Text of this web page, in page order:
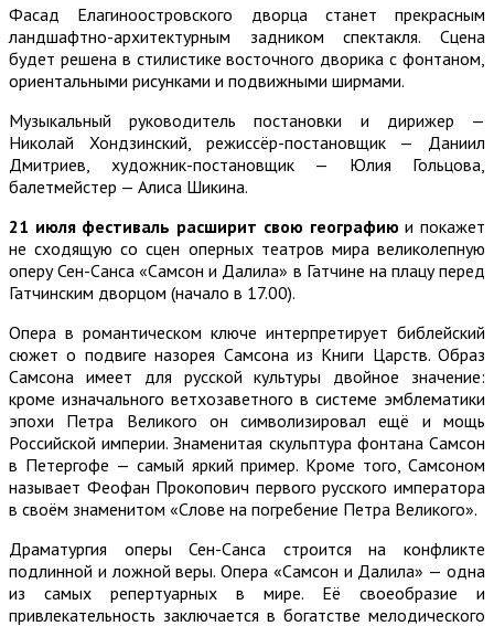
Фасад Елагиноостровского дворца станет прекрасным
ландшафтно-архитектурным задником спектакля. Сцена
будет решена в стилистике восточного дворика с фонтаном,
ориентальными рисунками и подвижными ширмами.
Музыкальный руководитель постановки и дирижер —
Николай Хондзинский, режиссёр-постановщик — Даниил
Дмитриев, художник-постановщик — Юлия Гольцова,
балетмейстер — Алиса Шикина.
21 июля фестиваль расширит свою географиюи покажет
не сходящую со сцен оперных театров мира великолепную
оперу Сен-Санса «Самсон и Далила» в Гатчине на плацу перед
Гатчинским дворцом (начало в 17.00).
Опера в романтическом ключе интерпретирует библейский
сюжет о подвиге назорея Самсона из Книги Царств. Образ
Самсона имеет для русской культуры двойное значение:
кроме изначального ветхозаветного в системе эмблематики
эпохи Петра Великого он символизировал ещё и мощь
Российской империи. Знаменитая скульптура фонтана Самсон
в Петергофе — самый яркий пример. Кроме того, Самсоном
называет Феофан Прокопович первого русского императора
в своём знаменитом «Слове на погребение Петра Великого».
Драматургия оперы Сен-Санса строится на конфликте
подлинной и ложной веры. Опера «Самсон и Далила» — одна
из самых репертуарных в мире. Её своеобразие и
привлекательность заключается в богатстве мелодического